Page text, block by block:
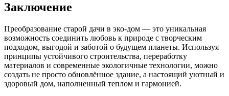
Заключение
Преобразование старой дачи в эко-дом — это уникальная
возможность соединить любовь к природе с творческим
подходом, выгодой и заботой о будущем планеты. Используя
принципы устойчивого строительства, переработку
материалов и современные экологичные технологии, можно
создать не просто обновлённое здание, а настоящий уютный и
здоровый дом, наполненный теплом и гармонией.